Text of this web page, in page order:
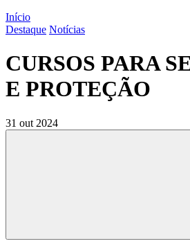
Início
Destaque Notícias
CURSOS PARA
E PROTEÇÃO
31 out 2024
Compartilhar